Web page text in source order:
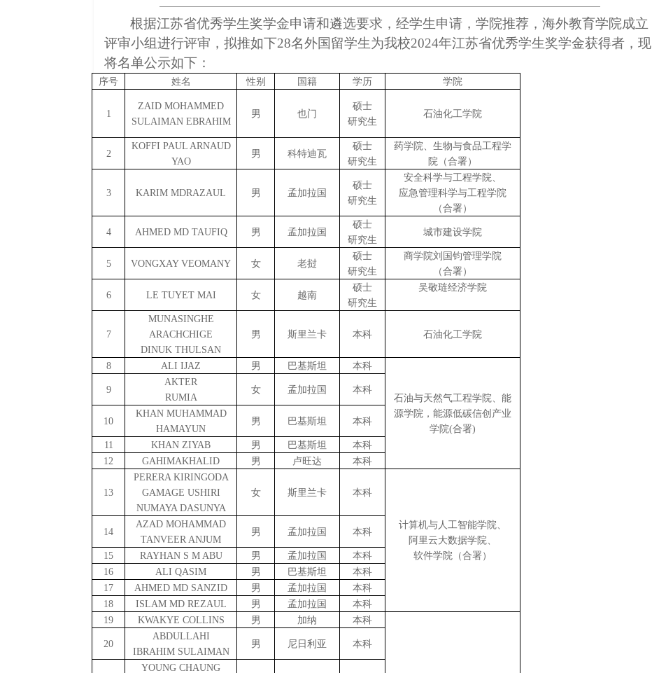
根据江苏省优秀学生奖学金申请和遴选要求，经学生申请，学院推荐，海外教育学院成立
评审小组进行评审，拟推如下28名外国留学生为我校2024年江苏省优秀学生奖学金获得者，现
将名单公示如下 ：
序号 姓名 性别 国籍 学历 学院
1
ZAID MOHAMMED
SULAIMAN EBRAHIM
男 也门
硕士
研究生
石油化工学院
2
KOFFI PAUL ARNAUD
YAO
男 科特迪瓦
硕士
研究生
药学院、生物与食品工程学
院（合署）
3 KARIM MDRAZAUL 男 孟加拉国
硕士
研究生
安全科学与工程学院、
应急管理科学与工程学院
（合署）
4 AHMED MD TAUFIQ 男 孟加拉国
硕士
研究生
城市建设学院
5 VONGXAY VEOMANY 女 老挝
硕士
研究生
商学院刘国钧管理学院
（合署）
6 LE TUYET MAI 女 越南
硕士
研究生
吴敬琏经济学院
7
MUNASINGHE
ARACHCHIGE
DINUK THULSAN
男 斯里兰卡 本科 石油化工学院
8 ALI IJAZ 男 巴基斯坦 本科
石油与天然气工程学院、能
源学院，能源低碳信创产业
学院(合署)
9
AKTER
RUMIA
女 孟加拉国 本科
10
KHAN MUHAMMAD
HAMAYUN
男 巴基斯坦 本科
11 KHAN ZIYAB 男 巴基斯坦
本科
12 GAHIMAKHALID 男 卢旺达 本科
13
PERERA KIRINGODA
GAMAGE USHIRI
NUMAYA DASUNYA
女 斯里兰卡 本科
计算机与人工智能学院、
阿里云大数据学院、
软件学院（合署）
14
AZAD MOHAMMAD
TANVEER ANJUM
男 孟加拉国 本科
15 RAYHAN S M ABU 男 孟加拉国
本科
16 ALI QASIM 男 巴基斯坦
本科
17 AHMED MD SANZID 男 孟加拉国
本科
18 ISLAM MD REZAUL 男 孟加拉国
本科
19 KWAKYE COLLINS 男 加纳 本科
20
ABDULLAHI
IBRAHIM SULAIMAN
男 尼日利亚 本科
YOUNG CHAUNG